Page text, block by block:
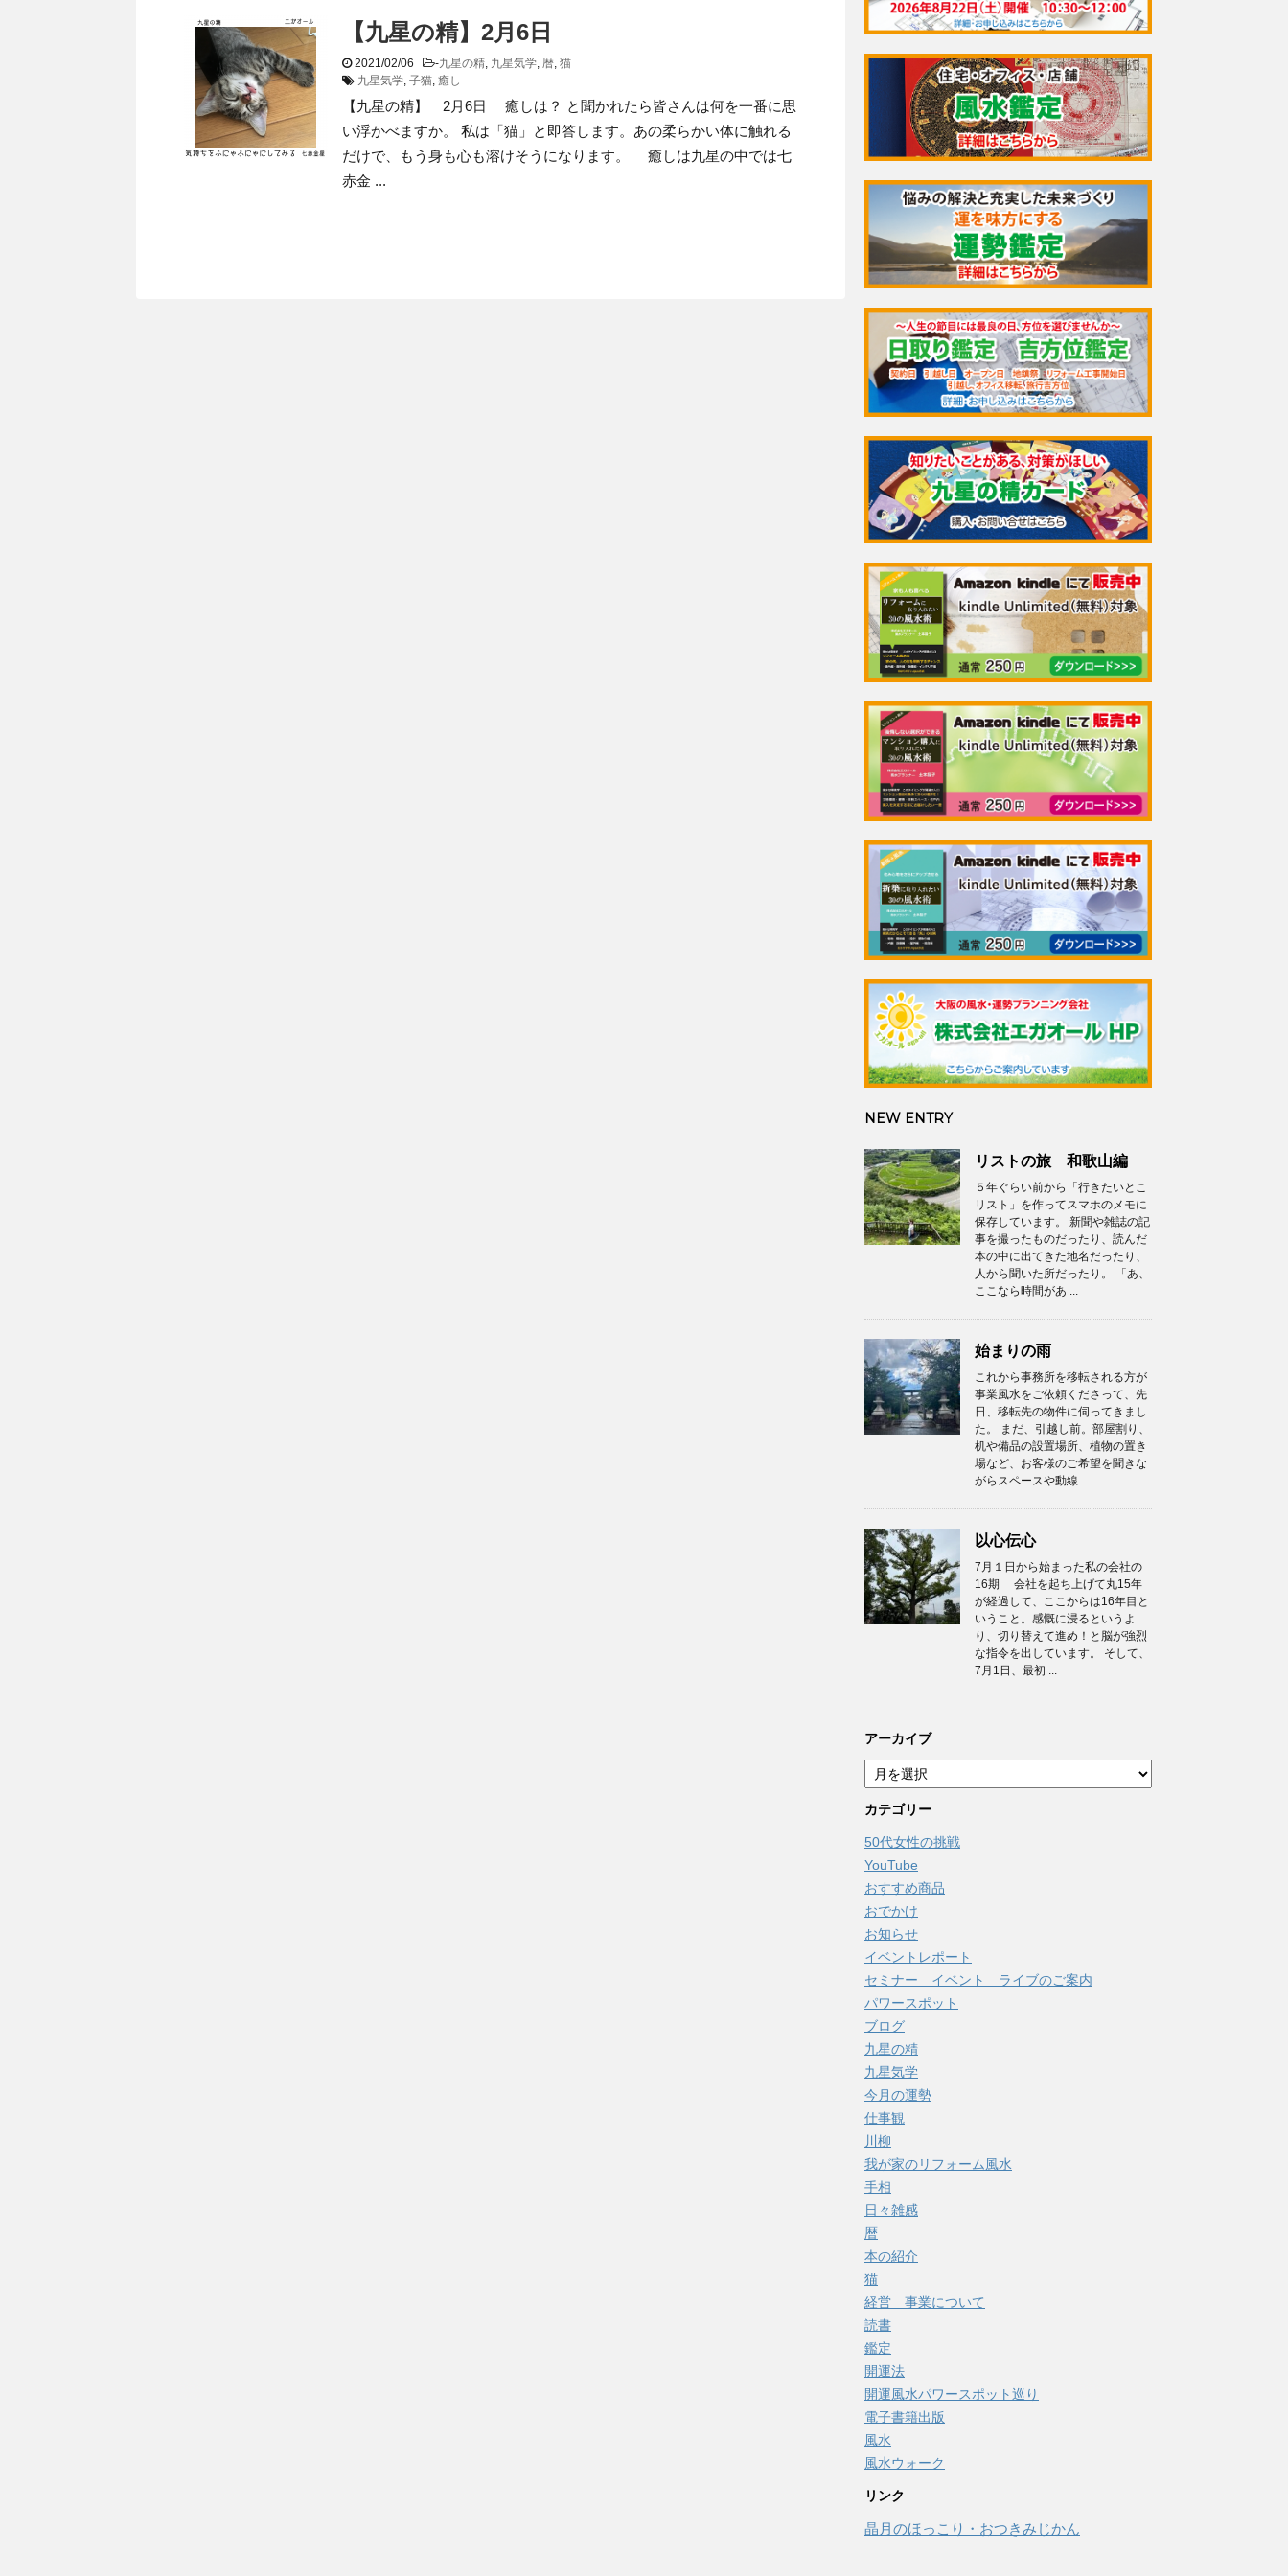
【九星の精】2月6日
2021/02/06 -九星の精, 九星気学, 暦, 猫
九星気学, 子猫, 癒し
【九星の精】 2月6日 癒しは？ と聞かれたら皆さんは何を一番に思
い浮かべますか。 私は「猫」と即答します。あの柔らかい体に触れる
だけで、もう身も心も溶けそうになります。 癒しは九星の中では七
赤金 ...
NEW ENTRY
リストの旅 和歌山編
５年ぐらい前から「行きたいとこ
リスト」を作ってスマホのメモに
保存しています。 新聞や雑誌の記
事を撮ったものだったり、読んだ
本の中に出てきた地名だったり、
人から聞いた所だったり。 「あ、
ここなら時間があ ...
始まりの雨
これから事務所を移転される方が
事業風水をご依頼くださって、先
日、移転先の物件に伺ってきまし
た。 まだ、引越し前。部屋割り、
机や備品の設置場所、植物の置き
場など、お客様のご希望を聞きな
がらスペースや動線 ...
以心伝心
7月１日から始まった私の会社の
16期 会社を起ち上げて丸15年
が経過して、ここからは16年目と
いうこと。感慨に浸るというよ
り、切り替えて進め！と脳が強烈
な指令を出しています。 そして、
7月1日、最初 ...
アーカイブ
ー
カ
イ
ブ
カテゴリー
50代女性の挑戦
YouTube
おすすめ商品
おでかけ
お知らせ
イベントレポート
セミナー イベント ライブのご案内
パワースポット
ブログ
九星の精
九星気学
今月の運勢
仕事観
川柳
我が家のリフォーム風水
手相
日々雑感
暦
本の紹介
猫
経営 事業について
読書
鑑定
開運法
開運風水パワースポット巡り
電子書籍出版
風水
風水ウォーク
リンク
晶月のほっこり・おつきみじかん